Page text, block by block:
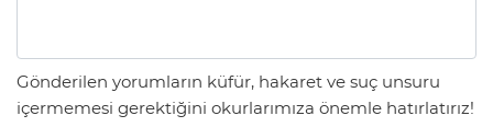
Gönderilen yorumların küfür, hakaret ve suç unsuru
içermemesi gerektiğini okurlarımıza önemle hatırlatırız!